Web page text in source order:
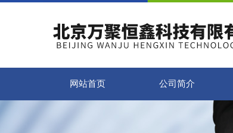
网站首页 公司简介